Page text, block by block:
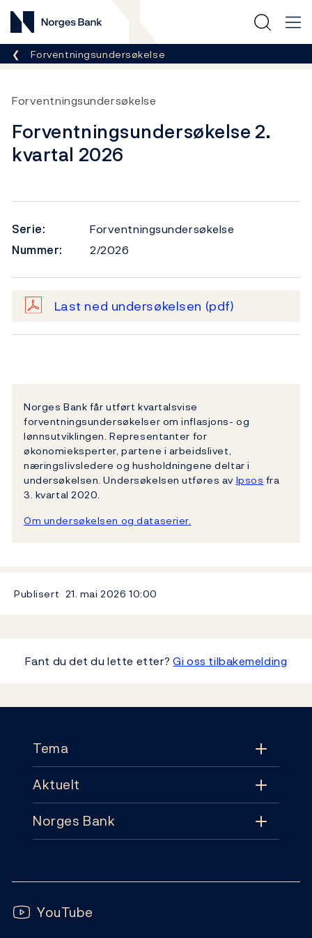
Norges Bank
Her er du nå:
Forventningsundersøkelse
Forventningsundersøkelse
Forventningsundersøkelse 2.
kvartal 2026
Serie:
Forventningsundersøkelse
Nummer:
2/2026
Last ned undersøkelsen (pdf)
Norges Bank får utført kvartalsvise
forventningsundersøkelser om inflasjons- og
lønnsutviklingen. Representanter for
økonomieksperter, partene i arbeidslivet,
næringslivsledere og husholdningene deltar i
undersøkelsen. Undersøkelsen utføres avIpsos fra
3. kvartal 2020.
Om undersøkelsen og dataserier.
Publisert 21. mai 2026 10:00
Fant du det du lette etter?Gi oss tilbakemelding
Tema
Tema
Pengepolitikk
Sedler og mynter
Aktuelt
Aktuelt
Publikasjoner
Norges Bank
Abonnement
Følg oss:
YouTube